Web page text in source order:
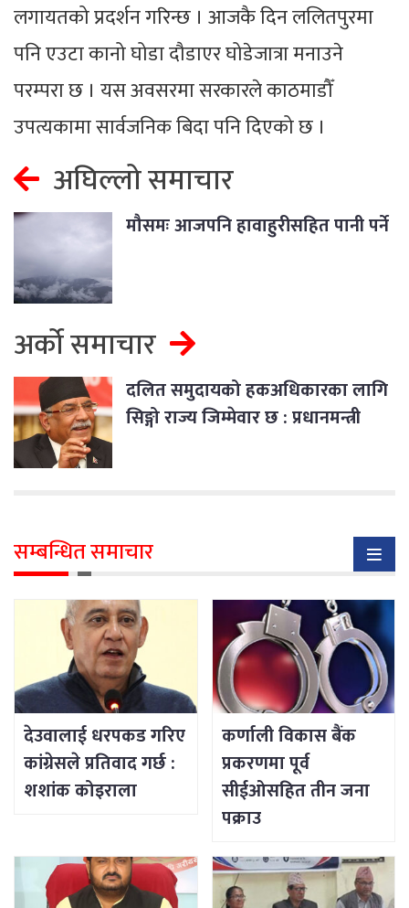
लगायतको प्रदर्शन गरिन्छ । आजकै दिन ललितपुरमा
पनि एउटा कानो घोडा दौडाएर घोडेजात्रा मनाउने
परम्परा छ । यस अवसरमा सरकारले काठमाडौँ
उपत्यकामा सार्वजनिक बिदा पनि दिएको छ ।
अघिल्लो समाचार
मौसमः आजपनि हावाहुरीसहित पानी पर्ने
अर्को समाचार
दलित समुदायको हकअधिकारका लागि
सिङ्गो राज्य जिम्मेवार छ : प्रधानमन्त्री
सम्बन्धित समाचार
देउवालाई धरपकड गरिए
कांग्रेसले प्रतिवाद गर्छ :
शशांक कोइराला
कर्णाली विकास बैंक
प्रकरणमा पूर्व
सीईओसहित तीन जना
पक्राउ